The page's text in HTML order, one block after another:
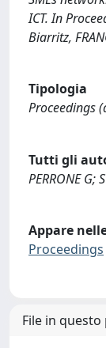
ICT. In
Biarritz,
Tipologia
Proceedings
Tutti gli
PERRONE G;
Appare
Proceedings
File in